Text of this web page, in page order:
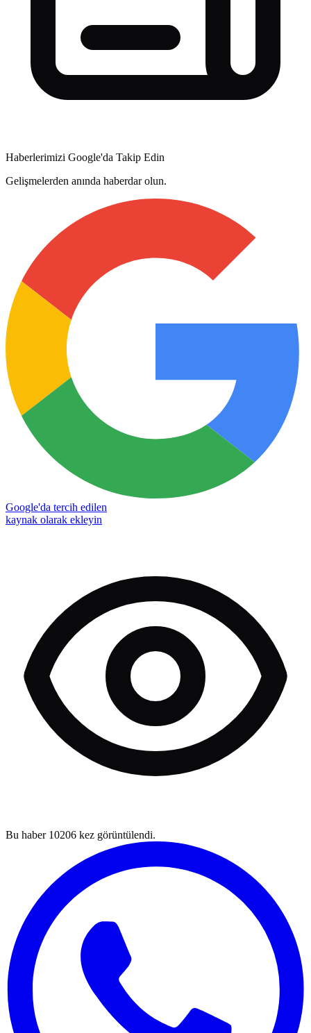
Haberlerimizi Google'da Takip Edin
Gelişmelerden anında haberdar olun.
Google'da tercih edilen
kaynak olarak ekleyin
Bu haber 10206 kez görüntülendi.